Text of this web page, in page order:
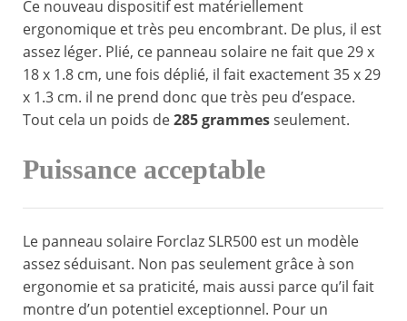
Ce nouveau dispositif est matériellement
ergonomique et très peu encombrant. De plus, il est
assez léger. Plié, ce panneau solaire ne fait que 29 x
18 x 1.8 cm, une fois déplié, il fait exactement 35 x 29
x 1.3 cm. il ne prend donc que très peu d’espace.
Tout cela un poids de285 grammesseulement.
Puissance acceptable
Le panneau solaire Forclaz SLR500 est un modèle
assez séduisant. Non pas seulement grâce à son
ergonomie et sa praticité, mais aussi parce qu’il fait
montre d’un potentiel exceptionnel. Pour un